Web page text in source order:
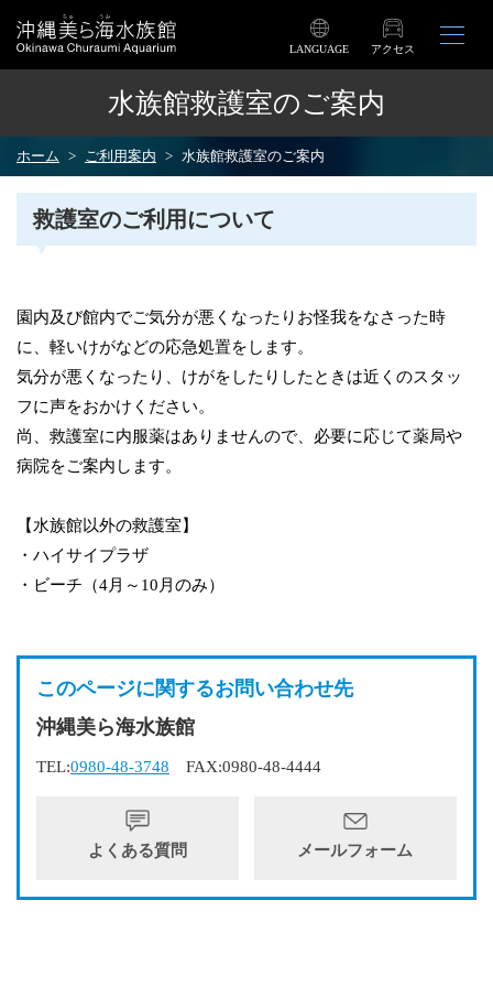
LANGUAGE アクセス
水族館救護室のご案内
ホーム ご利用案内 水族館救護室のご案内
救護室のご利用について
園内及び館内でご気分が悪くなったりお怪我をなさった時
に、軽いけがなどの応急処置をします。
気分が悪くなったり、けがをしたりしたときは近くのスタッ
フに声をおかけください。
尚、救護室に内服薬はありませんので、必要に応じて薬局や
病院をご案内します。
【水族館以外の救護室】
・ハイサイプラザ
・ビーチ（4月～10月のみ）
このページに関するお問い合わせ先
沖縄美ら海水族館
TEL:0980-48-3748 FAX:0980-48-4444
よくある質問 メールフォーム